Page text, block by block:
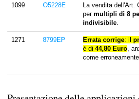
1099 O5228E
La vendita dell'Art.
per multipli di 8
indivisibile.
1271 8799EP Errata corrige: il
è di 44,80 Euro,
come